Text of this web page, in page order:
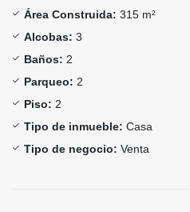
Área Construida: 315 m²
Alcobas: 3
Baños: 2
Parqueo: 2
Piso: 2
Tipo de inmueble: Casa
Tipo de negocio: Venta